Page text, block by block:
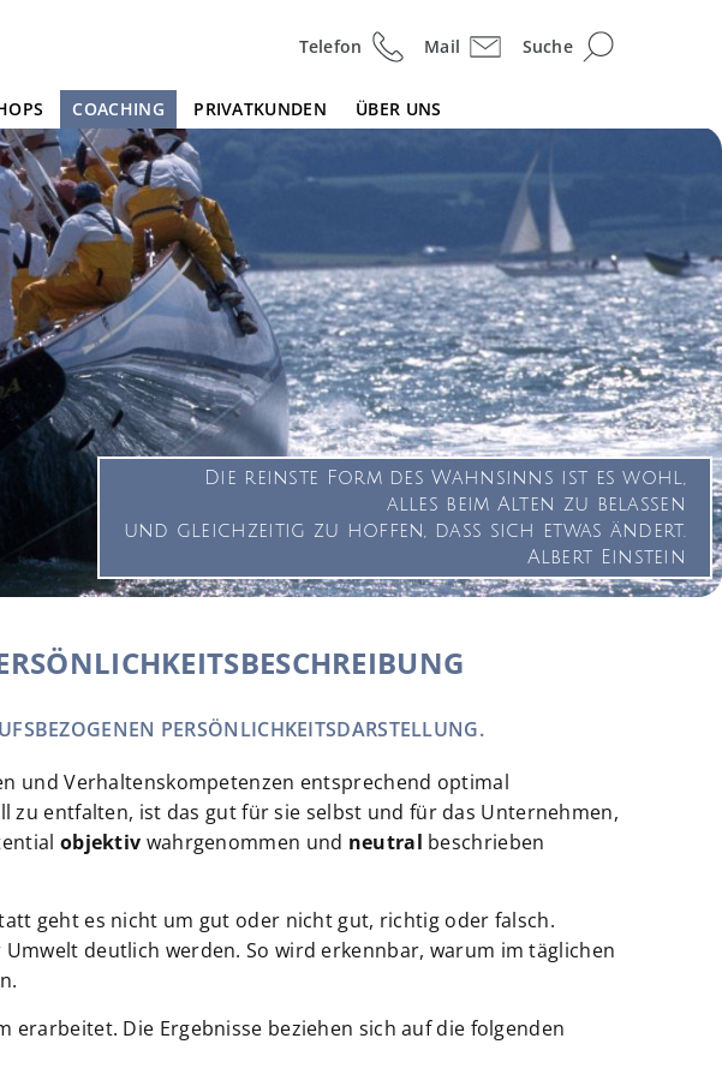
Telefon Mail Suche
COACHING PRIVATKUNDEN ÜBER UNS
Die reinste Form des Wahnsinns ist es wohl,
alles beim Alten zu belassen
und gleichzeitig zu hoffen, dass sich etwas ändert.
Albert Einstein
PERSÖNLICHKEITSDARSTELLUNG.
und Verhaltenskompetenzen entsprechend optimal
zu entfalten, ist das gut für sie selbst und für das Unternehmen,
objektiv wahrgenommen und neutral beschrieben
geht es nicht um gut oder nicht gut, richtig oder falsch.
deutlich werden. So wird erkennbar, warum im täglichen
Die Ergebnisse beziehen sich auf die folgenden